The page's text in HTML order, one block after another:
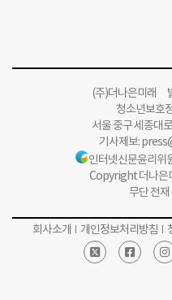
(주)더나은미래
청소년보호
서울 중구 세종대
기사제보:
인터넷신문윤리위
Copyright 더나은
무단 전재
회사소개 개인정보처리방침